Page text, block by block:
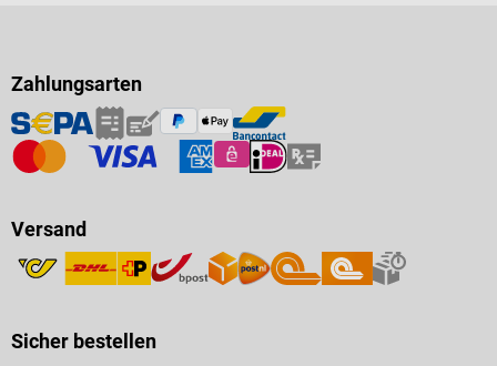
Zahlungsarten
Versand
Sicher bestellen